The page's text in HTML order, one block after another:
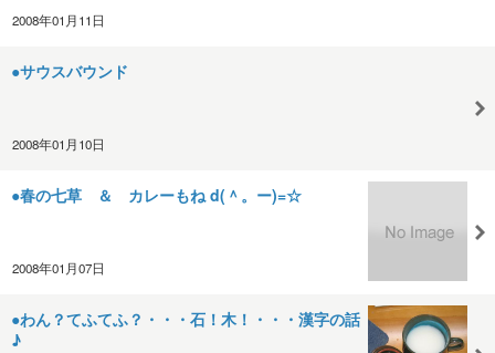
2008年01月11日
●サウスバウンド
2008年01月10日
●春の七草 ＆ カレーもね d(＾。ー)=☆
2008年01月07日
●わん？てふてふ？・・・石！木！・・・漢字の話
♪